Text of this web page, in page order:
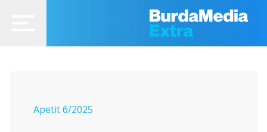
Apetit 6/2025